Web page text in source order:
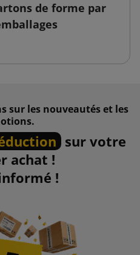
de forme par
sur les nouveautés et les
sur votre
achat !
!